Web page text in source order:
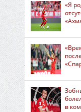
«Я
в